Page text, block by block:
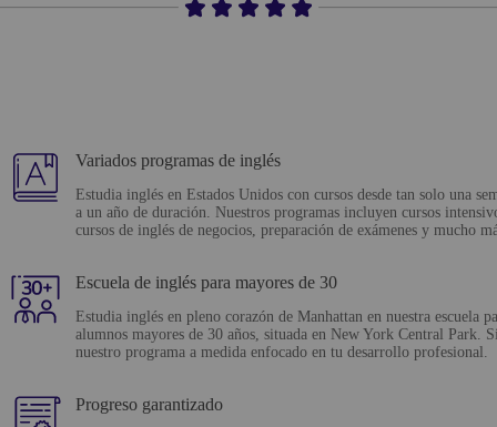
Variados programas de inglés
Estudia inglés en Estados Unidos con cursos desde tan solo una
a un año de duración. Nuestros programas incluyen cursos
cursos de inglés de negocios, preparación de exámenes y mucho
Escuela de inglés para mayores de 30
Estudia inglés en pleno corazón de Manhattan en nuestra escuela
alumnos mayores de 30 años, situada en New York Central Park.
nuestro programa a medida enfocado en tu desarrollo profesional.
Progreso garantizado